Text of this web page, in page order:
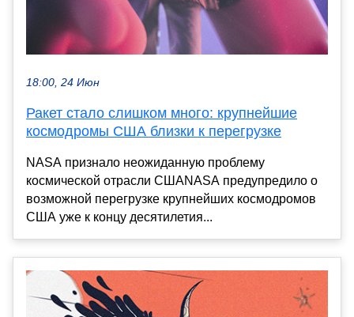
18:00, 24 Июн
Ракет стало слишком много: крупнейшие
космодромы США близки к перегрузке
NASA признало неожиданную проблему
космической отрасли СШАNASA предупредило о
возможной перегрузке крупнейших космодромов
США уже к концу десятилетия...